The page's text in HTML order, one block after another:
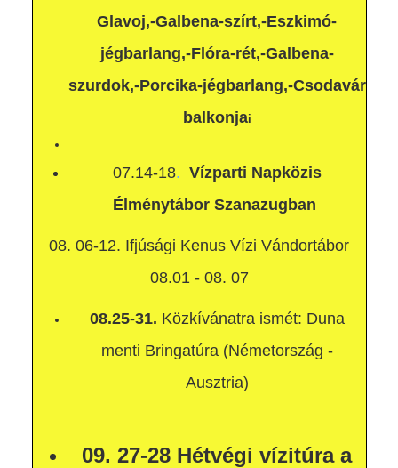
Glavoj,-Galbena-szírt,-Eszkimó-
jégbarlang,-Flóra-rét,-Galbena-
szurdok,-Porcika-jégbarlang,-Csodavár
balkonjai
07.14-18. Vízparti Napközis
Élménytábor Szanazugban
08. 06-12. Ifjúsági Kenus Vízi Vándortábor
08.01 - 08. 07
08.25-31. Közkívánatra ismét: Duna
menti Bringatúra (Németország -
Ausztria)
09. 27-28 Hétvégi vízitúra a